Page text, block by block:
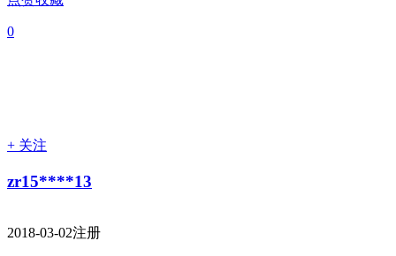
0
+ 关注
zr15****13
2018-03-02注册